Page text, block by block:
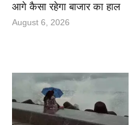
आगे कैसा रहेगा बाजार का हाल
August 6, 2026